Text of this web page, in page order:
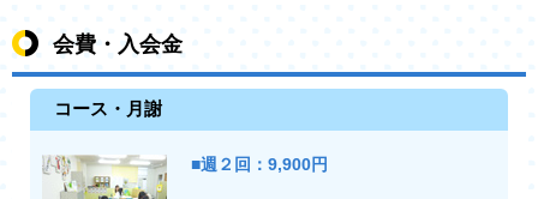
会費・入会金
コース・月謝
■週２回：9,900円